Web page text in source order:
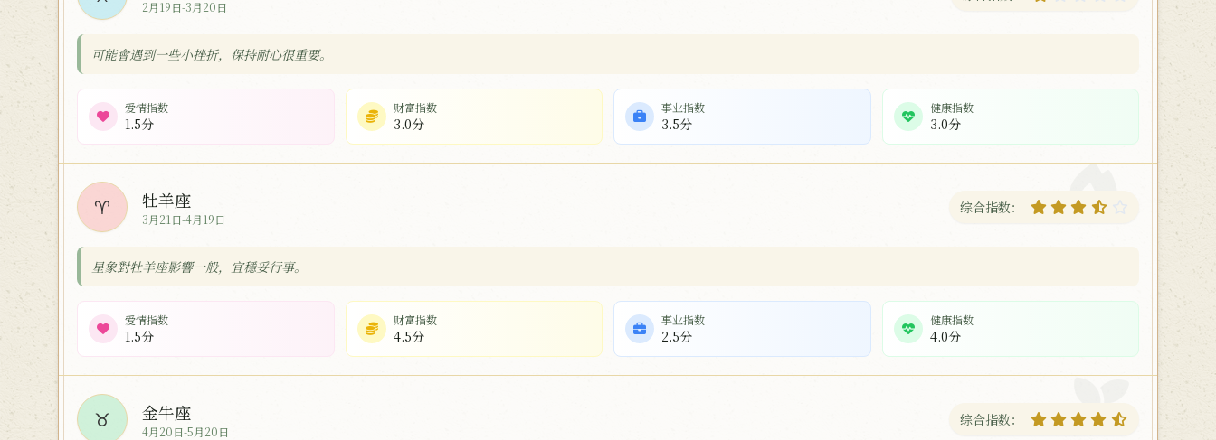
2月19日-3月20日
可能會遇到一些小挫折，保持耐心很重要。
爱情指数
1.5分
财富指数
3.0分
事业指数
3.5分
健康指数
3.0分
♈ 牡羊座
3月21日-4月19日
综合指数：
星象對牡羊座影響一般，宜穩妥行事。
爱情指数
1.5分
财富指数
4.5分
事业指数
2.5分
健康指数
4.0分
♉ 金牛座
4月20日-5月20日
综合指数：